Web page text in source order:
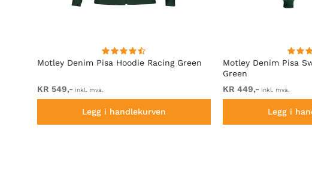
Motley Denim Pisa Hoodie Racing Green
KR 549,- inkl. mva.
Legg i handlekurven
Motley Denim Pisa
Green
KR 449,- inkl. mva.
Legg i